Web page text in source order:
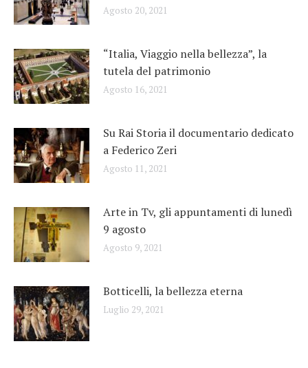
Agosto 20, 2021
“Italia, Viaggio nella bellezza”, la
tutela del patrimonio
Agosto 16, 2021
Su Rai Storia il documentario dedicato
a Federico Zeri
Agosto 11, 2021
Arte in Tv, gli appuntamenti di lunedì
9 agosto
Agosto 9, 2021
Botticelli, la bellezza eterna
Luglio 29, 2021